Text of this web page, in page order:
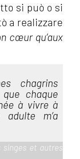
si può o si
a realizzare
cœur qu’aux
chagrins
chaque
à vivre à
adulte m’a
singes et autres